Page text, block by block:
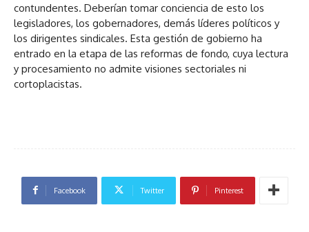
contundentes. Deberían tomar conciencia de esto los
legisladores, los gobernadores, demás líderes políticos y
los dirigentes sindicales. Esta gestión de gobierno ha
entrado en la etapa de las reformas de fondo, cuya lectura
y procesamiento no admite visiones sectoriales ni
cortoplacistas.
Facebook Twitter Pinterest